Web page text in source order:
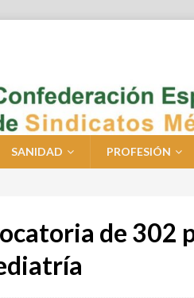
SANIDAD PROFESIÓN
de 302